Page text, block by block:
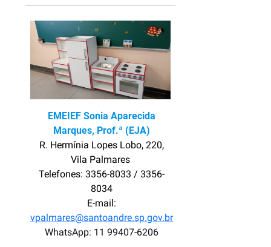
EMEIEF Sonia Aparecida
Marques, Prof.ª (EJA)
R. Hermínia Lopes Lobo, 220,
Vila Palmares
Telefones: 3356-8033 / 3356-
8034
E-mail:
vpalmares@santoandre.sp.gov.br
WhatsApp: 11 99407-6206